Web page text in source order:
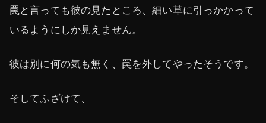
罠と言っても彼の見たところ、細い草に引っかかって
いるようにしか見えません。
彼は別に何の気も無く、罠を外してやったそうです。
そしてふざけて、